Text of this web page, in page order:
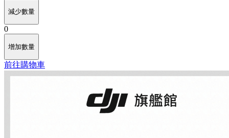
減少數量
0
增加數量
前往購物車